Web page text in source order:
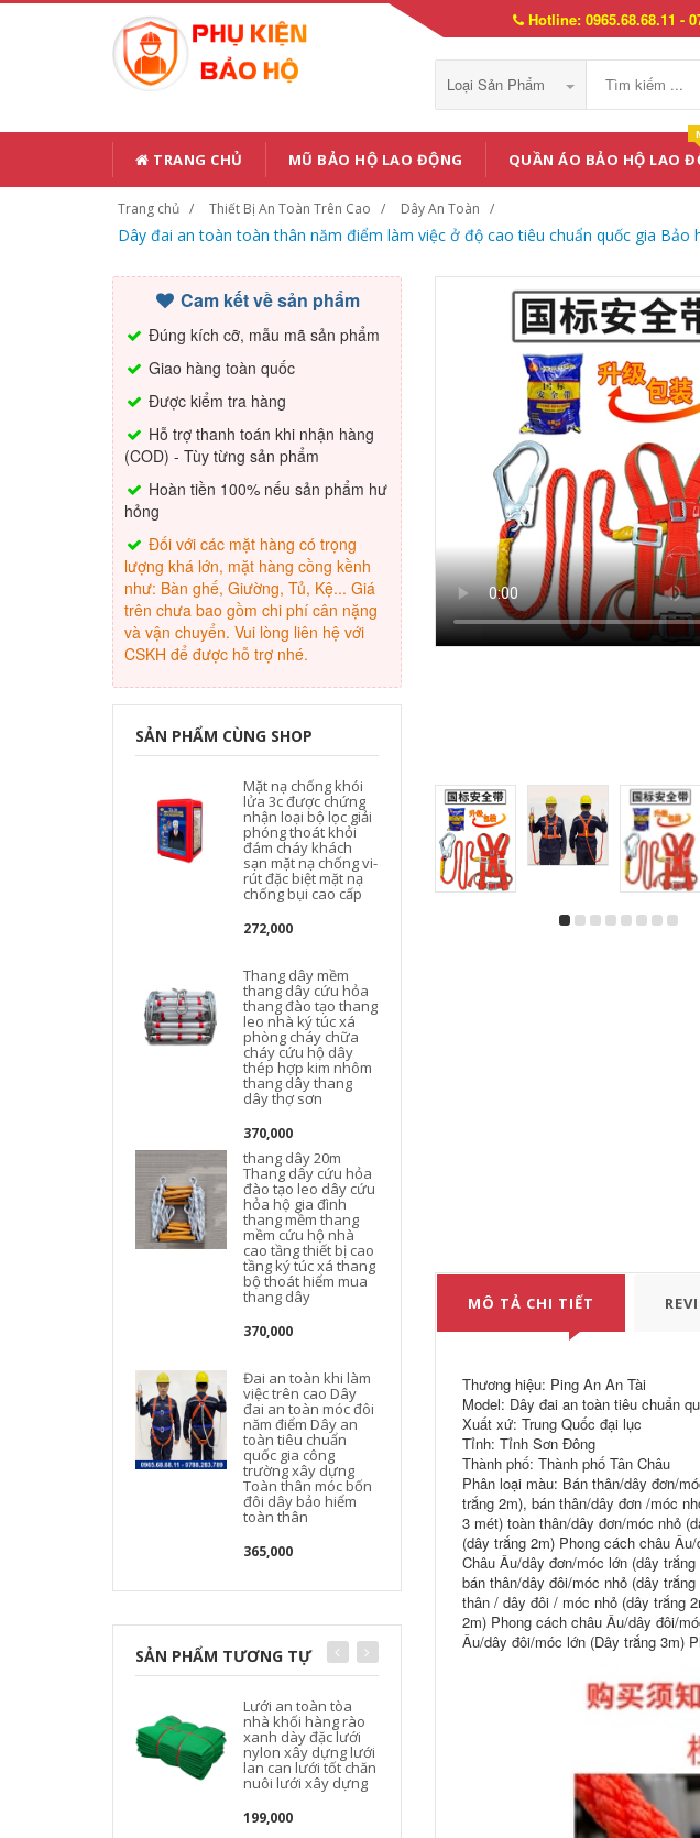
Hotline: 0965.68.68.11 -
Loại Sản Phẩm
TRANG CHỦ MŨ BẢO HỘ LAO ĐỘNG QUẦN ÁO BẢO HỘ LAO
Trang chủ Thiết Bị An Toàn Trên Cao Dây An Toàn
Dây đai an toàn toàn thân năm điểm làm việc ở độ cao tiêu chuẩn quốc gia
Cam kết về sản phẩm
Đúng kích cỡ, mẫu mã sản phẩm
Giao hàng toàn quốc
Được kiểm tra hàng
Hỗ trợ thanh toán khi nhận hàng
(COD) - Tùy từng sản phẩm
Hoàn tiền 100% nếu sản phẩm hư
hỏng
Đối với các mặt hàng có trọng
lượng khá lớn, mặt hàng cồng kềnh
như: Bàn ghế, Giường, Tủ, Kệ... Giá
trên chưa bao gồm chi phí cân nặng
và vận chuyển. Vui lòng liên hệ với
CSKH để được hỗ trợ nhé.
SẢN PHẨM CÙNG SHOP
Mặt nạ chống khói
lửa 3c được chứng
nhận loại bộ lọc giải
phóng thoát khỏi
đám cháy khách
sạn mặt nạ chống vi-
rút đặc biệt mặt nạ
chống bụi cao cấp
272,000
Thang dây mềm
thang dây cứu hỏa
thang đào tạo thang
leo nhà ký túc xá
phòng cháy chữa
cháy cứu hộ dây
thép hợp kim nhôm
thang dây thang
dây thợ sơn
370,000
thang dây 20m
Thang dây cứu hỏa
đào tạo leo dây cứu
hỏa hộ gia đình
thang mềm thang
mềm cứu hộ nhà
cao tầng thiết bị cao
tầng ký túc xá thang
bộ thoát hiểm mua
thang dây
370,000
Đai an toàn khi làm
việc trên cao Dây
đai an toàn móc đôi
năm điểm Dây an
toàn tiêu chuẩn
quốc gia công
trường xây dựng
Toàn thân móc bốn
đôi dây bảo hiểm
toàn thân
365,000
SẢN PHẨM TƯƠNG TỰ
Lưới an toàn tòa
nhà khối hàng rào
xanh dày đặc lưới
nylon xây dựng lưới
lan can lưới tốt chăn
nuôi lưới xây dựng
199,000
Lưới nhựa đen lưới
sổ chống rơi vật
thảm lưới cửa sổ
chống trộm luoi an
toan cong trinh
MÔ TẢ CHI TIẾT
Thương hiệu: Ping An An Tài
Model: Dây đai an toàn tiêu chuẩn
Xuất xứ: Trung Quốc đại lục
Tỉnh: Tỉnh Sơn Đông
Thành phố: Thành phố Tân Châu
Phân loại màu: Bán thân/dây đơn/
trắng 2m), bán thân/dây đơn /móc
3 mét) toàn thân/dây đơn/móc nhỏ
(dây trắng 2m) Phong cách châu
Châu Âu/dây đơn/móc lớn (dây
bán thân/dây đôi/móc nhỏ (dây
thân / dây đôi / móc nhỏ (dây trắng
2m) Phong cách châu Âu/dây đôi/
Âu/dây đôi/móc lớn (Dây trắng 3m)